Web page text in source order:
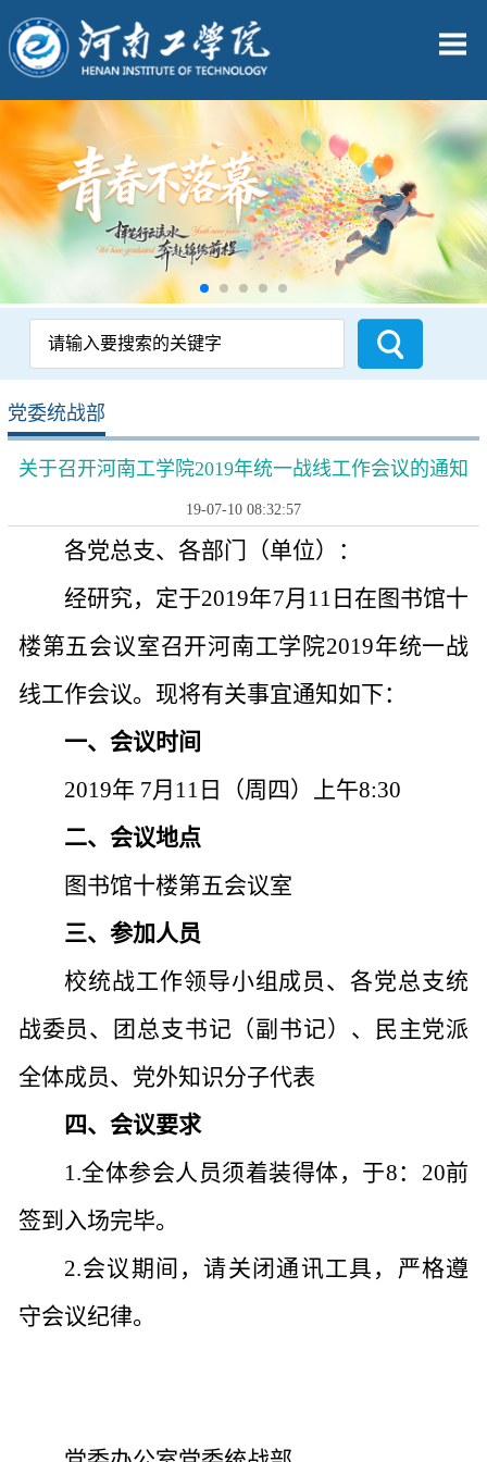
党委统战部
关于召开河南工学院2019年统一战线工作会议的通知
19-07-10 08:32:57
各党总支、各部门（单位）：
经研究，定于2019年7月11日在图书馆十
楼第五会议室召开河南工学院2019年统一战
线工作会议。现将有关事宜通知如下：
一、会议时间
2019年 7月11日（周四）上午8:30
二、会议地点
图书馆十楼第五会议室
三、参加人员
校统战工作领导小组成员、各党总支统
战委员、团总支书记（副书记）、民主党派
全体成员、党外知识分子代表
四、会议要求
1.全体参会人员须着装得体，于8：20前
签到入场完毕。
2.会议期间，请关闭通讯工具，严格遵
守会议纪律。